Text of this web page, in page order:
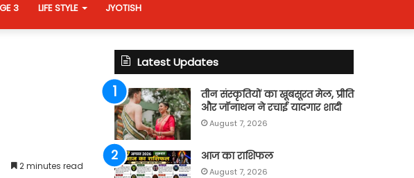
3 LIFE STYLE JYOTISH
2 minutes read
Latest Updates
तीन संस्कृतियों का खूबसूरत मेल, प्रीति
और जॉनाथन ने रचाई यादगार शादी
August 7, 2026
आज का राशिफल
August 7, 2026